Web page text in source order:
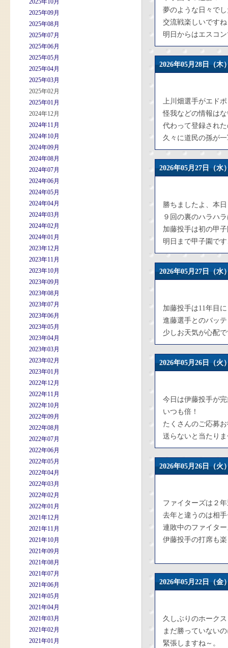
2025年10月
2025年09月
2025年08月
2025年07月
2025年06月
2025年05月
2025年04月
2025年03月
2025年02月
2025年01月
2024年12月
2024年11月
2024年10月
2024年09月
2024年08月
2024年07月
2024年06月
2024年05月
2024年04月
2024年03月
2024年02月
2024年01月
2023年12月
2023年11月
2023年10月
2023年09月
2023年08月
2023年07月
2023年06月
2023年05月
2023年04月
2023年03月
2023年02月
2023年01月
2022年12月
2022年11月
2022年10月
2022年09月
2022年08月
2022年07月
2022年06月
2022年05月
2022年04月
2022年03月
2022年02月
2022年01月
2021年12月
2021年11月
2021年10月
2021年09月
2021年08月
2021年07月
2021年06月
2021年05月
2021年04月
2021年03月
2021年02月
2021年01月
夢のような日々で
交流戦楽しいです
明日からはエスコ
2026年05月28日
上川畑選手がエド
怪我などの情報は
代わって登録され
久々に道民の孫が
2026年05月27日
勝ちましたよ、本
９回の裏のハラハ
加藤投手は初の甲
明日まで甲子園で
2026年05月27日
加藤投手は11年目
進藤選手とのバッ
少しお天気が心配
2026年05月26日
今日は伊藤投手が
いつも倍！
たくさんのご応募
送らないと当たり
2026年05月26日
ファイターズは２
去年と違うのは相
連敗中のファイタ
伊藤投手の打席も
2026年05月22日
久しぶりのホーク
まだ勝っていない
緊張しますね～。